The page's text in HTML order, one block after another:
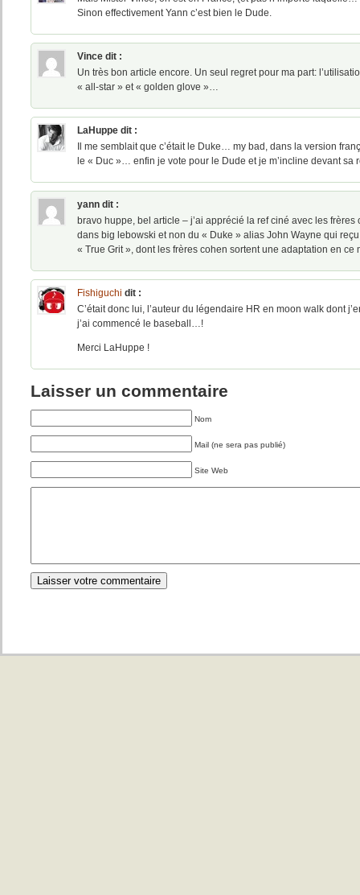
Sinon effectivement Yann c’est bien le Dude.
Vince dit :
Un très bon article encore. Un seul regret pour ma part:
« all-star » et « golden glove »…
LaHuppe dit :
Il me semblait que c’était le Duke… my bad, dans la version
le « Duc »… enfin je vote pour le Dude et je m’incline devant sa
yann dit :
bravo huppe, bel article – j’ai apprécié la ref ciné avec les
dans big lebowski et non du « Duke » alias John Wayne qui
« True Grit », dont les frères cohen sortent une adaptation en ce
Fishiguchi dit :
C’était donc lui, l’auteur du légendaire HR en moon walk dont
j’ai commencé le baseball…!
Merci LaHuppe !
Laisser un commentaire
Nom
Mail (ne sera pas publié)
Site Web